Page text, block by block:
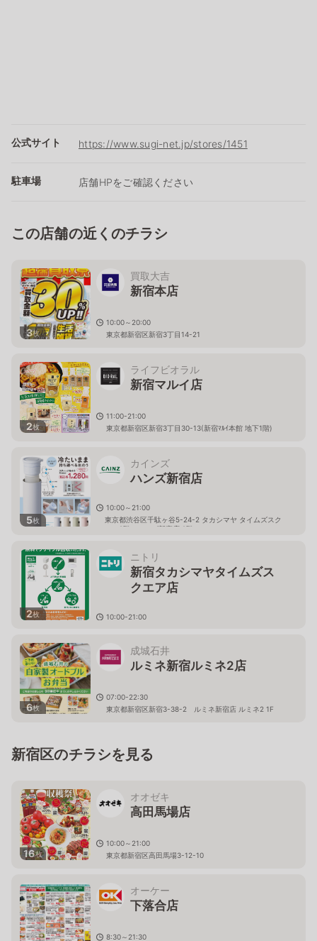
公式サイト https://www.sugi-net.jp/stores/1451
駐車場 店舗HPをご確認ください
この店舗の近くのチラシ
3枚
買取大吉
新宿本店
10:00～20:00
東京都新宿区新宿3丁目14-21
2枚
ライフビオラル
新宿マルイ店
11:00-21:00
東京都新宿区新宿3丁目30-13(新宿ﾏﾙｲ本館 地下1階)
5枚
カインズ
ハンズ新宿店
10:00～21:00
東京都渋谷区千駄ヶ谷5-24-2 タカシマヤ タイムズスク
エア8階（ハンズ新宿店 8階）
2枚
ニトリ
新宿タカシマヤタイムズス
クエア店
10:00-21:00
6枚
成城石井
ルミネ新宿ルミネ2店
07:00-22:30
東京都新宿区新宿3-38-2 ルミネ新宿店 ルミネ2 1F
新宿区のチラシを見る
16枚
オオゼキ
高田馬場店
10:00～21:00
東京都新宿区高田馬場3-12-10
オーケー
下落合店
8:30～21:30